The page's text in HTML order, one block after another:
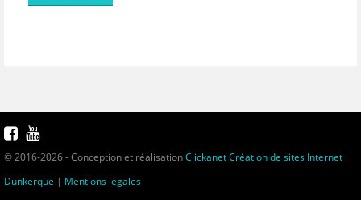
© 2016-2026 - Conception et réalisationClickanet Création de sites Internet
Dunkerque | Mentions légales